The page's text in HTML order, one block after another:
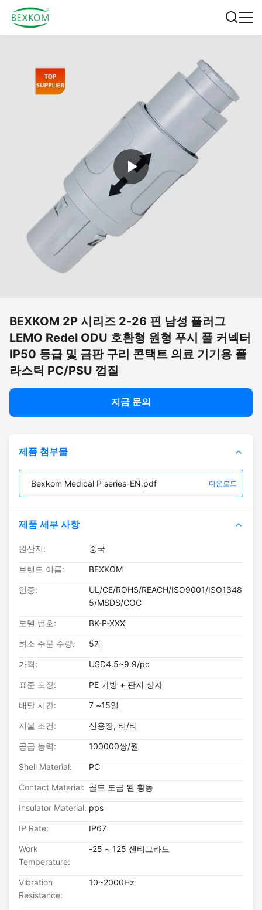
BEXKOM 2P 시리즈 2-26 핀 남성 플러그
LEMO Redel ODU 호환형 원형 푸시 풀 커넥터
IP50 등급 및 금판 구리 콘택트 의료 기기용 플
라스틱 PC/PSU 껍질
지금 문의
제품 첨부물
Bexkom Medical P series-EN.pdf 다운로드
제품 세부 사항
원산지: 중국
브랜드 이름: BEXKOM
인증:
UL/CE/ROHS/REACH/ISO9001/ISO1348
5/MSDS/COC
모델 번호: BK-P-XXX
최소 주문 수량: 5개
가격: USD4.5~9.9/pc
표준 포장: PE 가방 + 판지 상자
배달 시간: 7 ~15일
지불 조건: 신용장, 티/티
공급 능력: 100000쌍/월
Shell Material: PC
Contact Material: 골드 도금 된 황동
Insulator Material: pps
IP Rate: IP67
Work
Temperature:
-25 ~ 125 센티그라드
Vibration
Resistance:
10~2000Hz